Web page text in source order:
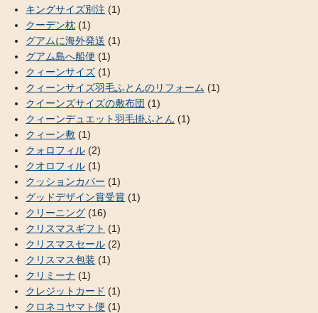
キングサイズ別注 (1)
クーデン枕 (1)
グアムに海外発送 (1)
グアム島へ船便 (1)
クィーンサイズ (1)
クィーンサイズ羽毛ふとんのリフォーム (1)
クイーンズサイズの敷布団 (1)
クィーンデュエット羽毛掛ふとん (1)
クィーン敷 (1)
クォロフィル (2)
クオロフィル (1)
クッションカバー (1)
グッドデザイン賞受賞 (1)
クリーニング (16)
クリスマスギフト (1)
クリスマスセール (2)
クリスマス包装 (1)
クリミーナ (1)
クレジットカード (1)
クロネコヤマト便 (1)